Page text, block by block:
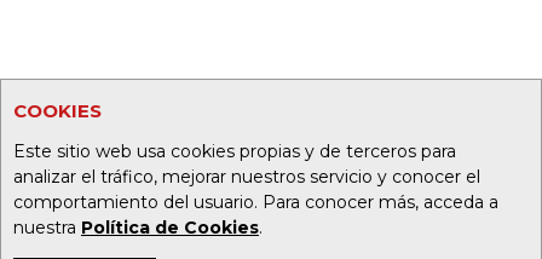
COOKIES
Este sitio web usa cookies propias y de terceros para
analizar el tráfico, mejorar nuestros servicio y conocer el
comportamiento del usuario. Para conocer más, acceda a
nuestra Política de Cookies.